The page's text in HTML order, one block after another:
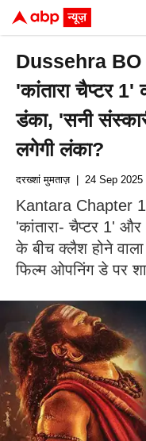
Dussehra BO
'कांतारा चैप्टर
डंका, 'सनी
लगेगी लंका?
दरख्शां मुमताज़| 24 Sep 2025
Kantara Chapter
'कांतारा- चैप्टर 1'
के बीच क्लैश होने
फिल्म ओपनिंग डे पर